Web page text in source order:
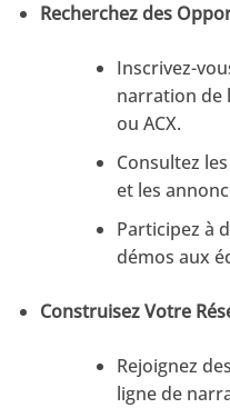
Recherchez des
Inscrivez-
narration de
ou ACX.
Consultez
et les
Participez à
démos aux
Construisez Votre
Rejoignez
ligne de